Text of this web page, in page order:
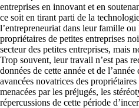
entreprises en innovant et en
ce soit en tirant parti de la
l’entrepreneuriat dans leur famille
propriétaires de petites entreprises
secteur des petites entreprises, mais
Trop souvent, leur travail n’est pas
données de cette année et de
avancées novatrices des
menacées par les préjugés, les
répercussions de cette période